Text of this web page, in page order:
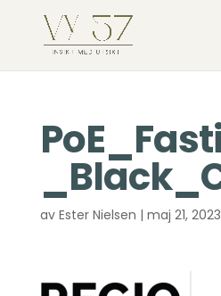
av Ester Nielsen | maj 21, 2023